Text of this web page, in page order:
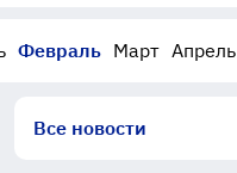
Февраль Март Апрель
Все новости